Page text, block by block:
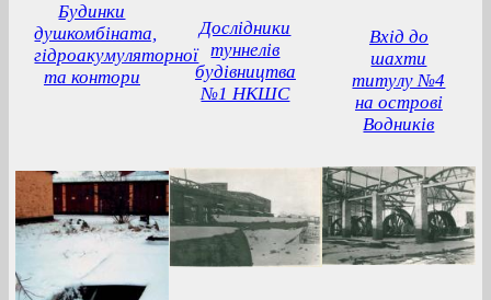
Будинки
душкомбіната,
гідроакумуляторної
та контори
Дослідники
туннелів
будівництва
№1 НКШС
Вхід до
шахти
титулу №4
на острові
Водників